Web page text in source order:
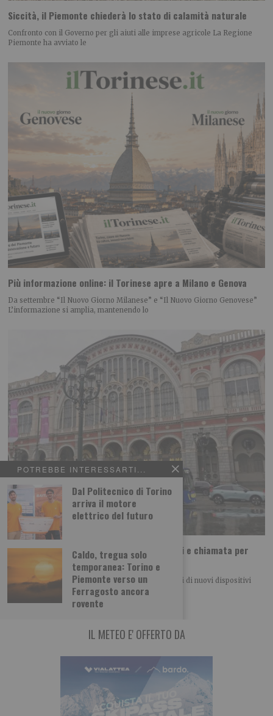
POTREBBE INTERESSARTI...
Dal Politecnico di Torino
arriva il motore
elettrico del futuro
Caldo, tregua solo
temporanea: Torino e
Piemonte verso un
Ferragosto ancora
rovente
Siccità, il Piemonte chiederà lo stato di calamità naturale
Confronto con il Governo per gli aiuti alle imprese agricole La Regione
Piemonte ha avviato le
Più informazione online: il Torinese apre a Milano e Genova
Da settembre “Il Nuovo Giorno Milanese” e “Il Nuovo Giorno Genovese”
L’informazione si amplia, mantenendo lo
Incroci più accessibili: segnalatori acustici e chiamata per
quattro semafori trafficati
Quattro importanti incroci cittadini saranno dotati di nuovi dispositivi
acustici e sistemi di chiamata per
IL METEO E' OFFERTO DA